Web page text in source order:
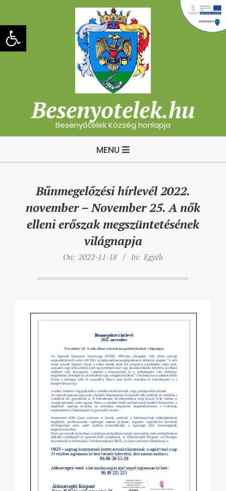
Eszköztár megnyitása
content
Besenyotelek.hu
Besenyőtelek Község honlapja
MENU
Bűnmegelőzési hírlevél 2022.
november – November 25. A nők
elleni erőszak megszüntetésének
világnapja
On: 2022-11-18 In: Egyéb